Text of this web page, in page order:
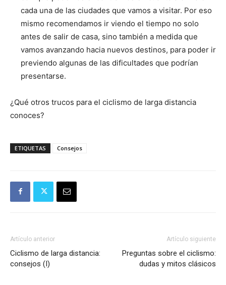
cada una de las ciudades que vamos a visitar. Por eso
mismo recomendamos ir viendo el tiempo no solo
antes de salir de casa, sino también a medida que
vamos avanzando hacia nuevos destinos, para poder ir
previendo algunas de las dificultades que podrían
presentarse.
¿Qué otros trucos para el ciclismo de larga distancia
conoces?
ETIQUETAS Consejos
Artículo anterior
Ciclismo de larga distancia:
consejos (I)
Artículo siguiente
Preguntas sobre el ciclismo:
dudas y mitos clásicos